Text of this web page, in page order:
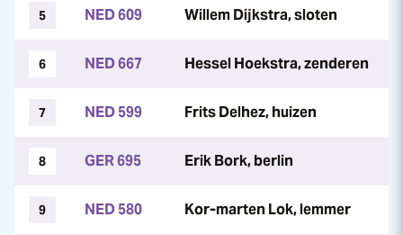
5 NED 609 Willem Dijkstra, sloten
6 NED 667 Hessel Hoekstra, zenderen
7 NED 599 Frits Delhez, huizen
8 GER 695 Erik Bork, berlin
9 NED 580 Kor-marten Lok, lemmer